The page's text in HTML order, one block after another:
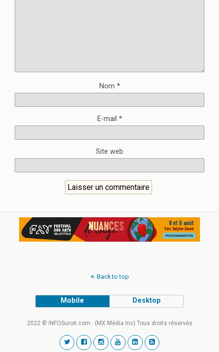
Nom *
E-mail *
Site web
Back to top
Mobile Desktop
2022 © INFOSuroit.com - (MX Média Inc) Tous droits réservés